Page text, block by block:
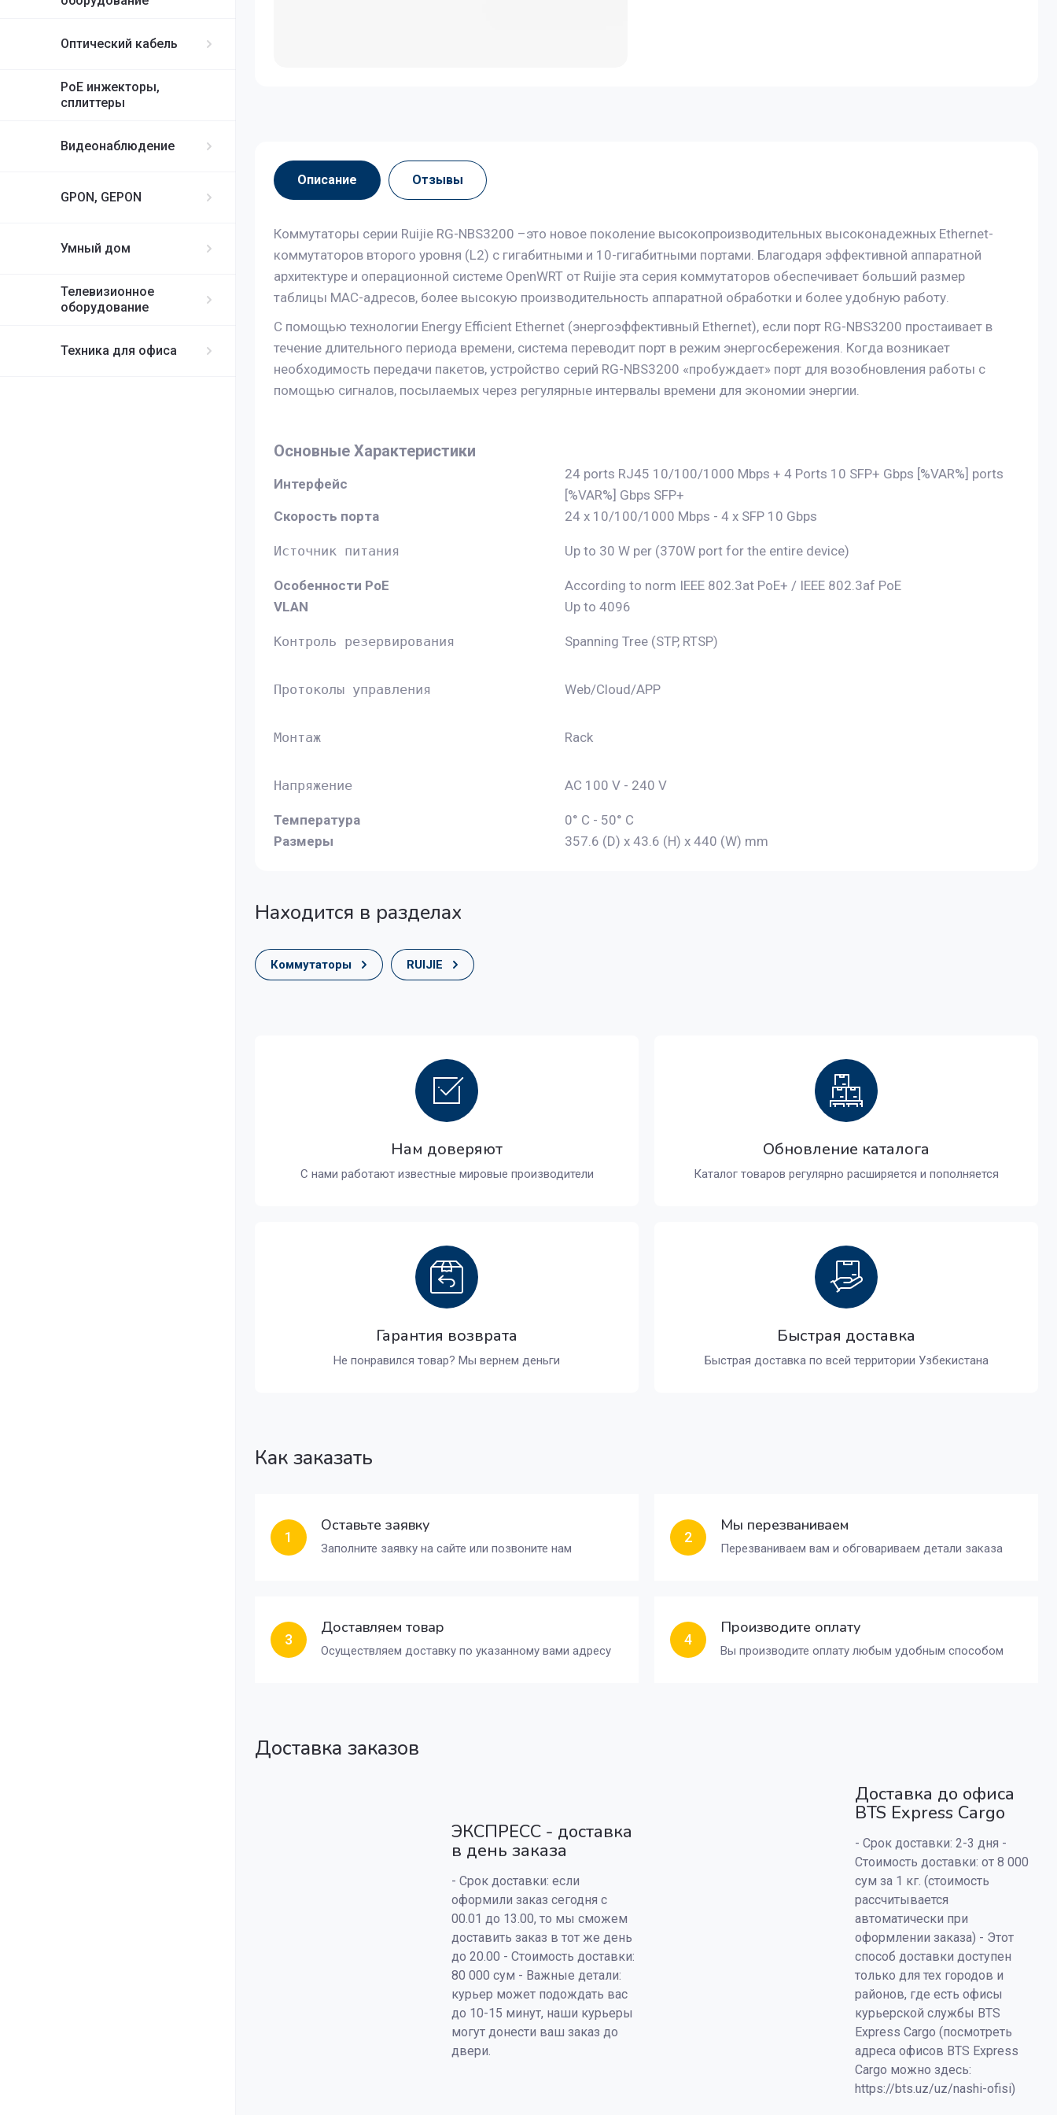
Оптический кабель
PoE инжекторы,
сплиттеры
Видеонаблюдение
GPON, GEPON
Умный дом
Телевизионное
оборудование
Техника для офиса
Описание Отзывы
Коммутаторы серии Ruijie RG-NBS3200 –это новое поколение высокопроизводительных высоконадежных Ethernet-
коммутаторов второго уровня (L2) с гигабитными и 10-гигабитными портами. Благодаря эффективной аппаратной
архитектуре и операционной системе OpenWRT от Ruijie эта серия коммутаторов обеспечивает больший размер
таблицы MAC-адресов, более высокую производительность аппаратной обработки и более удобную работу.
С помощью технологии Energy Efficient Ethernet (энергоэффективный Ethernet), если порт RG-NBS3200 простаивает в
течение длительного периода времени, система переводит порт в режим энергосбережения. Когда возникает
необходимость передачи пакетов, устройство серий RG-NBS3200 «пробуждает» порт для возобновления работы с
помощью сигналов, посылаемых через регулярные интервалы времени для экономии энергии.
Основные Характеристики
Интерфейс
24 ports RJ45 10/100/1000 Mbps + 4 Ports 10 SFP+ Gbps [%VAR%] ports
[%VAR%] Gbps SFP+
Скорость порта
24 x 10/100/1000 Mbps - 4 x SFP 10 Gbps
Источник питания Up to 30 W per (370W port for the entire device)
Особенности PoE
According to norm IEEE 802.3at PoE+ / IEEE 802.3af PoE
VLAN
Up to 4096
Контроль резервирования Spanning Tree (STP, RTSP)
Протоколы управления Web/Cloud/APP
Монтаж Rack
Напряжение AC 100 V - 240 V
Температура
0° C - 50° C
Размеры
357.6 (D) x 43.6 (H) x 440 (W) mm
Находится в разделах
Коммутаторы RUIJIE
Нам доверяют
С нами работают известные мировые производители
Обновление каталога
Каталог товаров регулярно расширяется и пополняется
Гарантия возврата
Не понравился товар? Мы вернем деньги
Быстрая доставка
Быстрая доставка по всей территории Узбекистана
Как заказать
1
Оставьте заявку
Заполните заявку на сайте или позвоните нам
2
Мы перезваниваем
Перезваниваем вам и обговариваем детали заказа
3
Доставляем товар
Осуществляем доставку по указанному вами адресу
4
Производите оплату
Вы производите оплату любым удобным способом
Доставка заказов
ЭКСПРЕСС - доставка
в день заказа
- Срок доставки: если
оформили заказ сегодня с
00.01 до 13.00, то мы сможем
доставить заказ в тот же день
до 20.00 - Стоимость доставки:
80 000 сум - Важные детали:
курьер может подождать вас
до 10-15 минут, наши курьеры
могут донести ваш заказ до
двери.
Доставка до офиса
BTS Express Cargo
- Срок доставки: 2-3 дня -
Стоимость доставки: от 8 000
сум за 1 кг. (стоимость
рассчитывается
автоматически при
оформлении заказа) - Этот
способ доставки доступен
только для тех городов и
районов, где есть офисы
курьерской службы BTS
Express Cargo (посмотреть
адреса офисов BTS Express
Cargo можно здесь:
https://bts.uz/uz/nashi-ofisi)